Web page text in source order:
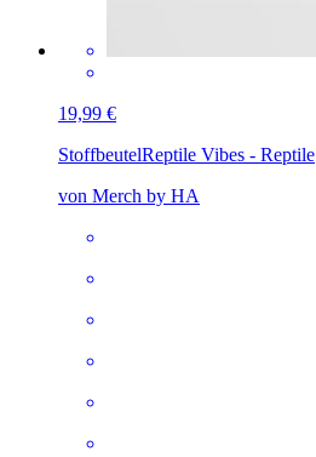
19,99 €
StoffbeutelReptile Vibes - Reptile
von Merch by HA